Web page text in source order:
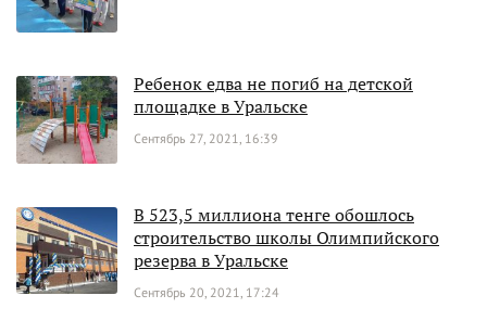
Ребенок едва не погиб на детской
площадке в Уральске
Сентябрь 27, 2021, 16:39
В 523,5 миллиона тенге обошлось
строительство школы Олимпийского
резерва в Уральске
Сентябрь 20, 2021, 17:24